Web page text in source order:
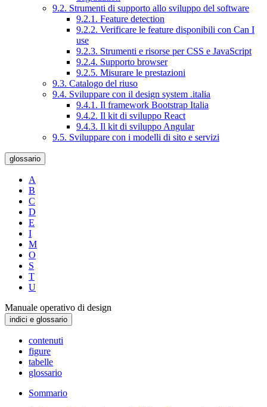
9.2. Strumenti di supporto allo sviluppo del software
9.2.1. Feature detection
9.2.2. Verificare le feature disponibili con Can I
use
9.2.3. Strumenti e risorse per CSS e JavaScript
9.2.4. Supporto browser
9.2.5. Misurare le prestazioni
9.3. Catalogo del riuso
9.4. Sviluppare con il design system .italia
9.4.1. Il framework Bootstrap Italia
9.4.2. Il kit di sviluppo React
9.4.3. Il kit di sviluppo Angular
9.5. Sviluppare con i modelli di sito e servizi
glossario
A
B
C
D
E
I
M
O
S
T
U
Manuale operativo di design
indici e glossario
contenuti
figure
tabelle
glossario
Sommario